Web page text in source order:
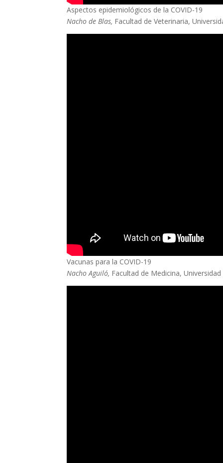
Aspectos epidemiológicos de la COVID-19
Nacho de Blas, Facultad de Veterinaria,
Vacunas para la COVID-19
Nacho Aguiló, Facultad de Medicina,